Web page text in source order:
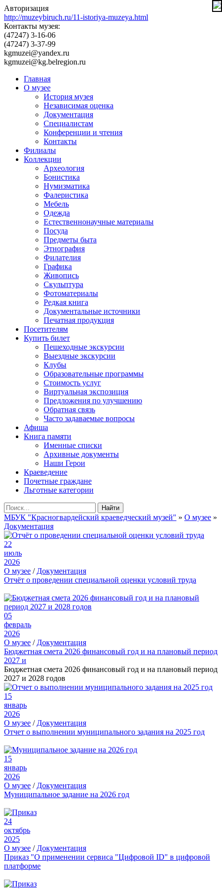
Авторизация
http://muzeybiruch.ru/11-istoriya-muzeya.html
Контакты музея:
(47247) 3-16-06
(47247) 3-37-99
kgmuzei@yandex.ru
kgmuzei@kg.belregion.ru
Главная
О музее
История музея
Независимая оценка
Документация
Специалистам
Конференции и чтения
Контакты
Филиалы
Коллекции
Археология
Бонистика
Нумизматика
Фалеристика
Мебель
Одежда
Естественнонаучные материалы
Посуда
Предметы быта
Этнография
Филателия
Графика
Живопись
Скульптура
Фотоматериалы
Редкая книга
Документальные источники
Печатная продукция
Посетителям
Купить билет
Пешеходные экскурсии
Выездные экскурсии
Клубы
Образовательные программы
Стоимость услуг
Виртуальная экспозиция
Предложения по улучшению
Обратная связь
Часто задаваемые вопросы
Афиша
Книга памяти
Именные списки
Архивные документы
Наши Герои
Краеведение
Почетные граждане
Льготные категории
Найти
МБУК "Красногвардейский краеведческий музей" » О музее »
Документация
22
июль
2026
О музее / Документация
Отчёт о проведении специальной оценки условий труда
05
февраль
2026
О музее / Документация
Бюджетная смета 2026 финансовый год и на плановый период
2027 и
Бюджетная смета 2026 финансовый год и на плановый период
2027 и 2028 годов
15
январь
2026
О музее / Документация
Отчет о выполнении муниципального задания на 2025 год
15
январь
2026
О музее / Документация
Муниципальное задание на 2026 год
24
октябрь
2025
О музее / Документация
Приказ "О применении сервиса "Цифровой ID" в цифровой
платформе